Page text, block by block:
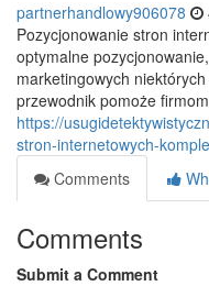
partnerhandlowy906078
Pozycjonowanie stron
optymalne
marketingowych
przewodnik pomoże
https://
stron-internetowych-
Comments
Comments
Submit a Comment